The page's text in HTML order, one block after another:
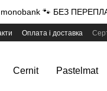
🐾 БЕЗ
Оплата і доставка
Cernit Pastelmat